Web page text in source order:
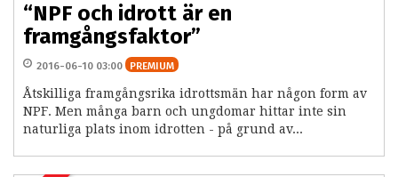
“NPF och idrott är en
framgångsfaktor”
2016-06-10 03:00 PREMIUM
Åtskilliga framgångsrika idrottsmän har någon form av
NPF. Men många barn och ungdomar hittar inte sin
naturliga plats inom idrotten - på grund av...